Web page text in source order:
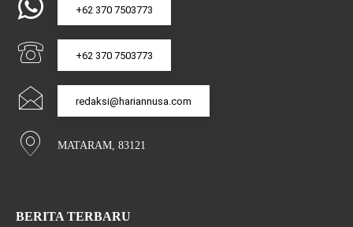
+62 370 7503773
+62 370 7503773
redaksi@hariannusa.com
MATARAM, 83121
BERITA TERBARU